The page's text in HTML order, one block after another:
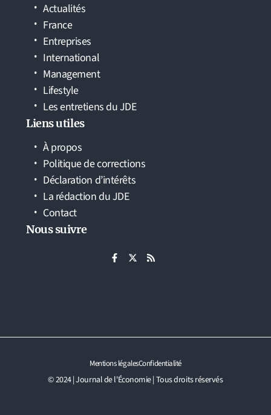
Actualités
France
Entreprises
International
Management
Lifestyle
Les entretiens du JDE
Liens utiles
À propos
Politique de corrections
Déclaration d’intérêts
La rédaction du JDE
Contact
Nous suivre
© 2024 | Journal de l'Économie | Tous droits réservés
Mentions légalesConfidentialité